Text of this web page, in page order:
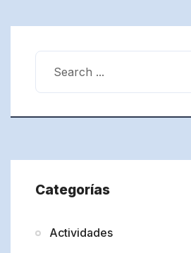
Categorías
Actividades